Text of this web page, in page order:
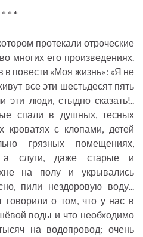
* * *
протекали отроческие
многих его произведениях.
повести «Моя жизнь»: «Я не
все эти шестьдесят пять
эти люди, стыдно сказать!..
спали в душных, тесных
кроватях с клопами, детей
грязных помещениях,
а слуги, даже старые и
на полу и укрывались
пили нездоровую воду...
о том, что у нас в
воды и что необходимо
на водопровод; очень